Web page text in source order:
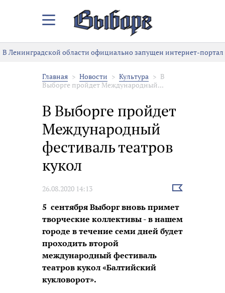
Закрыть/
меню
В Ленинградской области официально запущен интернет-портал
Главная Новости Культура
В
Выборге пройдет Международный...
В Выборге пройдет
Международный
фестиваль театров
кукол
26.08.2020 14:13
Выбрать
5 сентября Выборг вновь примет
творческие коллективы - в нашем
городе в течение семи дней будет
проходить второй
международный фестиваль
театров кукол «Балтийский
кукловорот».